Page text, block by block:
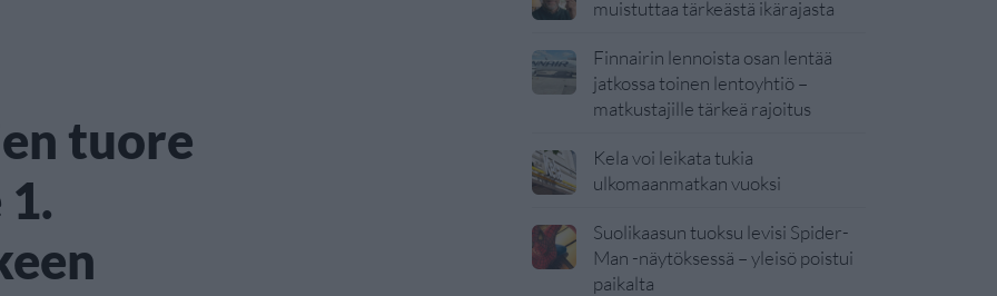
tuore
muistuttaa tärkeästä ikärajasta
Finnairin lennoista osan lentää
jatkossa toinen lentoyhtiö –
matkustajille tärkeä rajoitus
Kela voi leikata tukia
ulkomaanmatkan vuoksi
Suolikaasun tuoksu levisi Spider-
Man -näytöksessä – yleisö poistui
paikalta